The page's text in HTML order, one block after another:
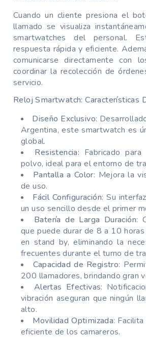
Cuando un cliente presiona el
llamado se visualiza
smartwatches del personal.
respuesta rápida y eficiente.
comunicarse directamente con
coordinar la recolección de
servicio.
Reloj Smartwatch: Características
Diseño Exclusivo:
Argentina, este smartwatch es
global.
Resistencia: Fabricado
polvo, ideal para el entorno de
Pantalla a Color: Mejora la
de uso.
Fácil Configuración: Su
un uso sencillo desde el primer
Batería de Larga Duración:
que puede durar de 8 a 10
en stand by, eliminando la
frecuentes durante el turno de
Capacidad de Registro:
200 llamadores, brindando gran
Alertas Efectivas:
vibración aseguran que ningún
alto.
Movilidad Optimizada:
eficiente de los camareros.